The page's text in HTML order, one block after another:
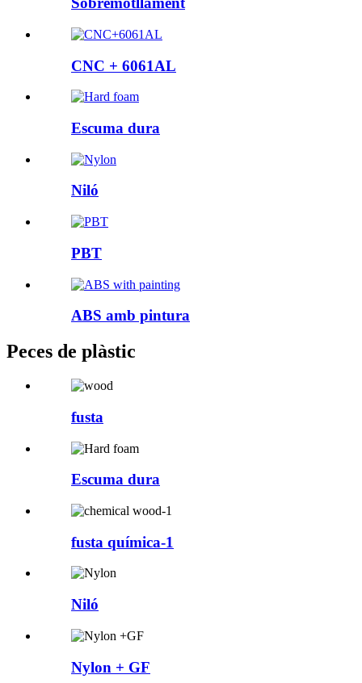
CNC + 6061AL
Escuma dura
Niló
PBT
ABS amb pintura
Peces de plàstic
fusta
Escuma dura
fusta química-1
Niló
Nylon + GF